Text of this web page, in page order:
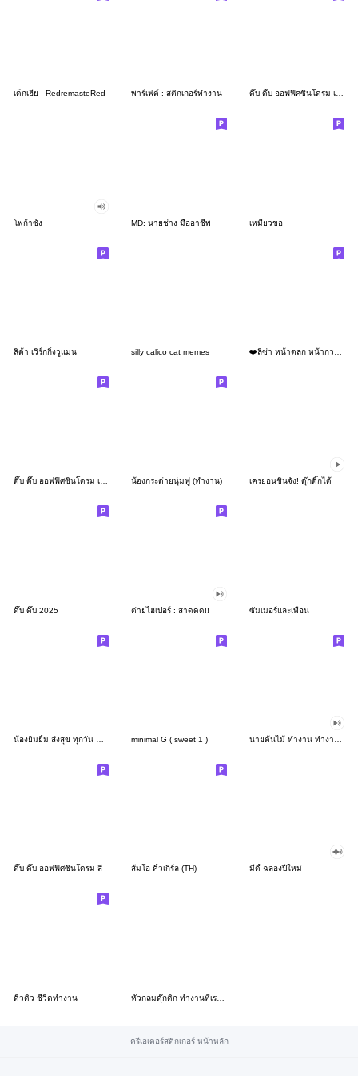
เด็กเฮีย - RedremasteRed พาร์เฟ่ต์ : สติกเกอร์ทำงาน ดึ๊บ ดึ๊บ ออฟฟิศซินโดรม เจ็ด
โพก้าซัง MD: นายช่าง มืออาชีพ เหมียวขอ
ลิต้า เวิร์กกิ้งวูแมน silly calico cat memes
ดึ๊บ ดึ๊บ ออฟฟิศซินโดรม เก้า น้องกระต่ายนุ่มฟู (ทำงาน) เครยอนชินจัง! ดุ๊กดิ๊กได้
ดึ๊บ ดึ๊บ 2025 ต่ายไฮเปอร์ : สาดดด!! ซัมเมอร์และเพื่อน
minimal G ( sweet 1 )
ดึ๊บ ดึ๊บ ออฟฟิศซินโดรม สี่ ส้มโอ คิ้วเกิร์ล (TH) มีดี้ ฉลองปีใหม่
ดิวดิว ชีวิตทำงาน
ครีเอเตอร์สติกเกอร์ หน้าหลัก